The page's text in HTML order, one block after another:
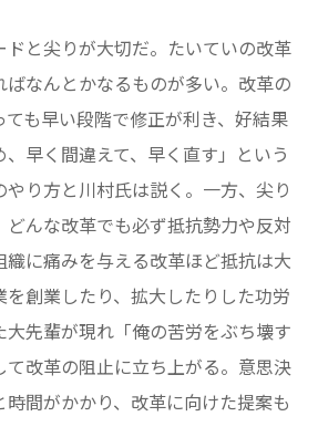
ドと尖りが大切だ。たいていの改革
ばなんとかなるものが多い。改革の
ても早い段階で修正が利き、好結果
、早く間違えて、早く直す」という
やり方と川村氏は説く。一方、尖り
どんな改革でも必ず抵抗勢力や反対
織に痛みを与える改革ほど抵抗は大
を創業したり、拡大したりした功労
大先輩が現れ「俺の苦労をぶち壊す
て改革の阻止に立ち上がる。意思決
時間がかかり、改革に向けた提案も